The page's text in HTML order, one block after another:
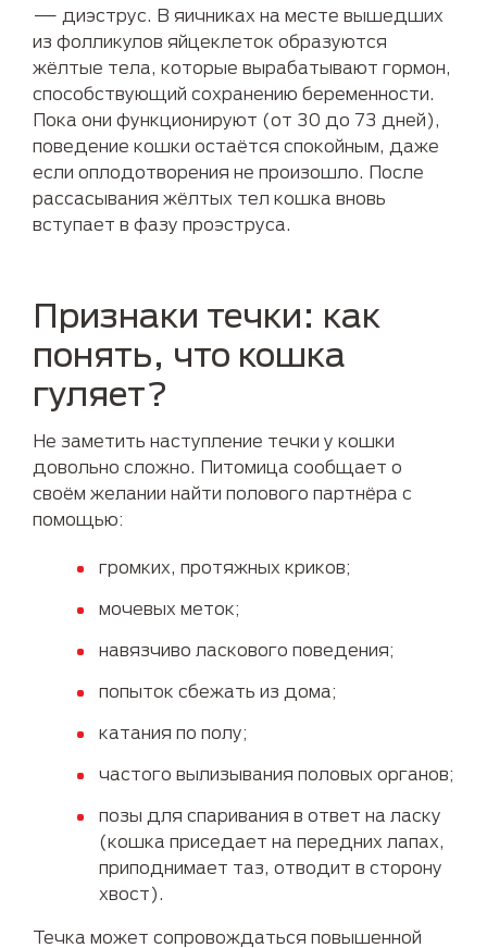
— диэструс. В яичниках на месте вышедших
из фолликулов яйцеклеток образуются
жёлтые тела, которые вырабатывают гормон,
способствующий сохранению беременности.
Пока они функционируют (от 30 до 73 дней),
поведение кошки остаётся спокойным, даже
если оплодотворения не произошло. После
рассасывания жёлтых тел кошка вновь
вступает в фазу проэструса.
Признаки течки: как
понять, что кошка
гуляет?
Не заметить наступление течки у кошки
довольно сложно. Питомица сообщает о
своём желании найти полового партнёра с
помощью:
громких, протяжных криков;
мочевых меток;
навязчиво ласкового поведения;
попыток сбежать из дома;
катания по полу;
частого вылизывания половых органов;
позы для спаривания в ответ на ласку
(кошка приседает на передних лапах,
приподнимает таз, отводит в сторону
хвост).
Течка может сопровождаться повышенной